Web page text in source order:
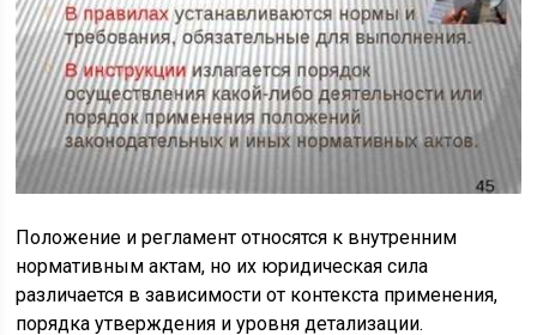
Положение и регламент относятся к внутренним
нормативным актам, но их юридическая сила
различается в зависимости от контекста применения,
порядка утверждения и уровня детализации.